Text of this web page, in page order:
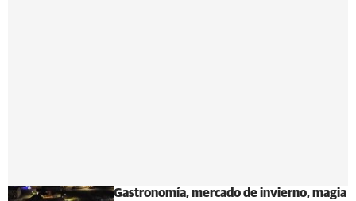
Gastronomía, mercado de invierno, magia